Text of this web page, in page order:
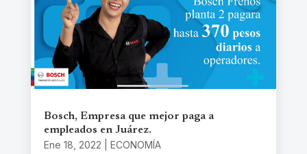
Bosch, Empresa que mejor paga a
empleados en Juárez.
Ene 18, 2022
ECONOMÍA